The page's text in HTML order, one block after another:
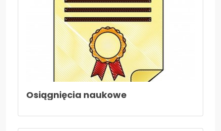
Druki do pobrania
Zajęcia pozalekcyjne
Wszystko o wszawicy
Osiągnięcia naukowe